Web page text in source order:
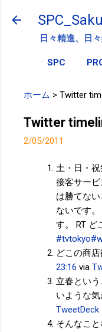
スキップし
日々精進、日
SPC
ホーム > Twitter
Twitter
2/05/2011
土・日・祝
接客サー
は勝てな
ないです。
す。 RT ど
#tvtokyo
どこの商
23:16 via
立春とい
いような
TweetDeck
そんなこ